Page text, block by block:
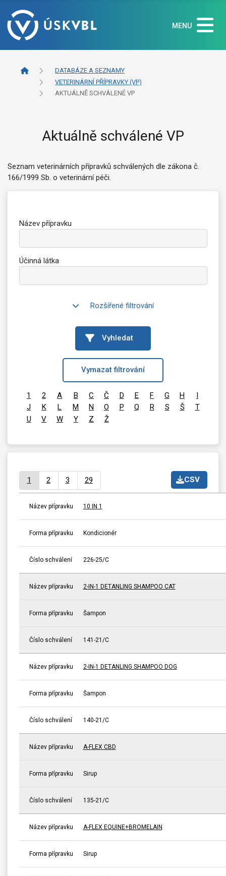
MENU
DATABÁZE A SEZNAMY
VETERINÁRNÍ PŘÍPRAVKY (VP)
AKTUÁLNĚ SCHVÁLENÉ VP
Aktuálně schválené VP
Seznam veterinárních přípravků schválených dle zákona č.
166/1999 Sb. o veterinární péči.
Název přípravku
Účinná látka
Rozšířené filtrování
Vyhledat
Vymazat filtrování
1 2 A B C Č D E F G H
I
J
K L M N O P Q R S Š
T
U
V W Y Z Ž
CSV
1 2 3 29
Název přípravku 10 IN 1
Forma přípravku Kondicionér
Číslo schválení 226-25/C
Název přípravku 2-IN-1 DETANLING SHAMPOO CAT
Forma přípravku Šampon
Číslo schválení 141-21/C
Název přípravku 2-IN-1 DETANLING SHAMPOO DOG
Forma přípravku Šampon
Číslo schválení 140-21/C
Název přípravku A-FLEX CBD
Forma přípravku Sirup
Číslo schválení 135-21/C
Název přípravku A-FLEX EQUINE+BROMELAIN
Forma přípravku Sirup